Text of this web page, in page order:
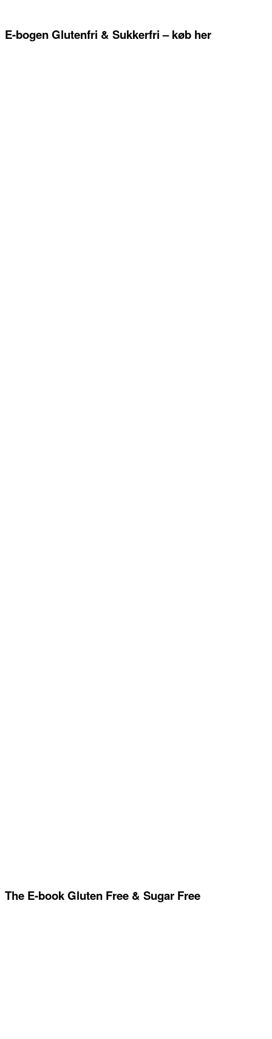
E-bogen Glutenfri & Sukkerfri – køb her
The E-book Gluten Free & Sugar Free